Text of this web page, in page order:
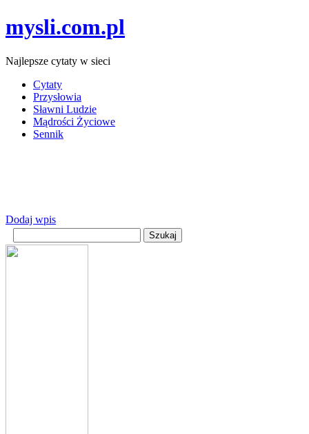
mysli.com.pl
Najlepsze cytaty w sieci
Cytaty
Przysłowia
Sławni Ludzie
Mądrości Życiowe
Sennik
Dodaj wpis